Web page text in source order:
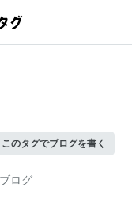
このタグでブログを書く
ログ